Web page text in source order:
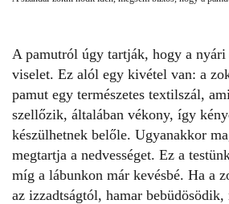
A pamutról úgy tartják, hogy a nyári
viselet. Ez alól egy kivétel van: a
pamut egy természetes textilszál,
szellőzik, általában vékony, így
készülhetnek belőle. Ugyanakkor
megtartja a nedvességet. Ez a
míg a lábunkon már kevésbé. Ha a
az izzadtságtól, hamar bebüdösödik,